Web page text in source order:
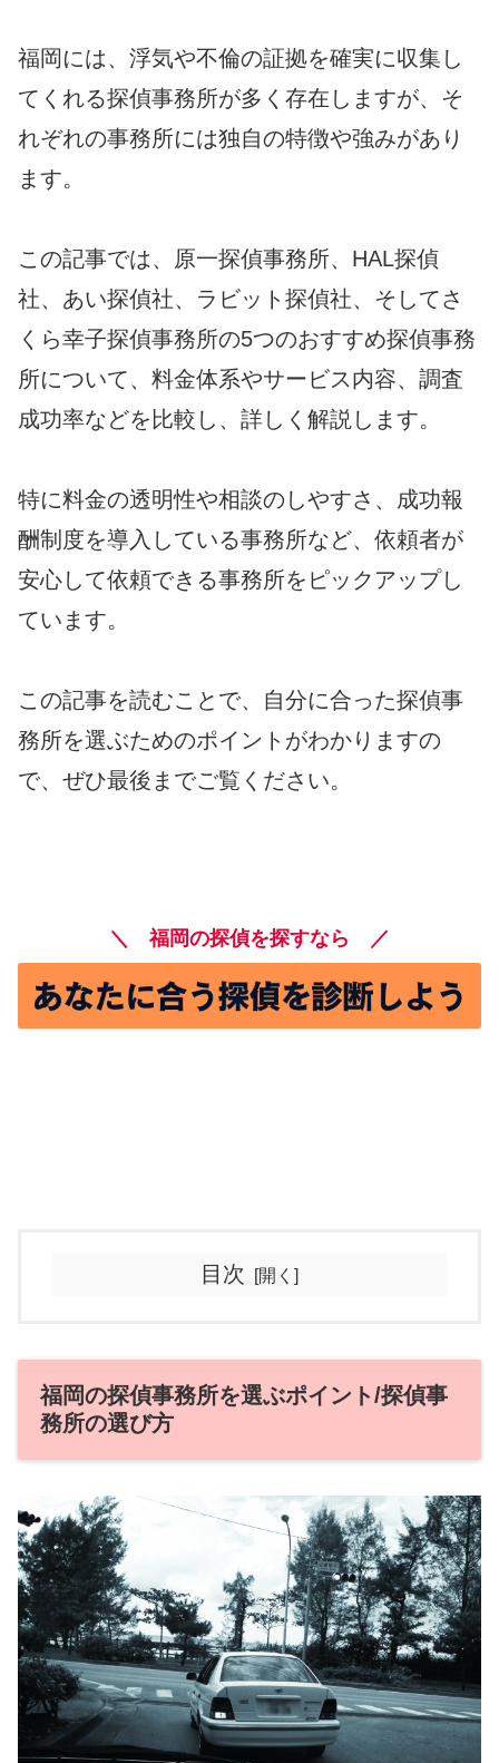
福岡には、浮気や不倫の証拠を確実に収集し
てくれる探偵事務所が多く存在しますが、そ
れぞれの事務所には独自の特徴や強みがあり
ます。
この記事では、原一探偵事務所、HAL探偵
社、あい探偵社、ラビット探偵社、そしてさ
くら幸子探偵事務所の5つのおすすめ探偵事務
所について、料金体系やサービス内容、調査
成功率などを比較し、詳しく解説します。
特に料金の透明性や相談のしやすさ、成功報
酬制度を導入している事務所など、依頼者が
安心して依頼できる事務所をピックアップし
ています。
この記事を読むことで、自分に合った探偵事
務所を選ぶためのポイントがわかりますの
で、ぜひ最後までご覧ください。
＼ 福岡の探偵を探すなら ／
目次
福岡の探偵事務所を選ぶポイント/探偵事
務所の選び方